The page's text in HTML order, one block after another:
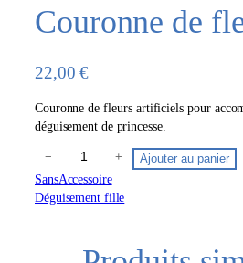
Couronne de
22,00€
Couronne de fleurs artificiels pour
déguisement de princesse.
u
a
− + Ajouter au panier
SansAccessoire
Déguisement fille